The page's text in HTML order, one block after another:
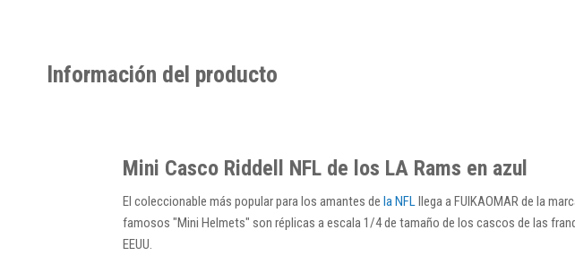
Información del producto
Mini Casco Riddell NFL de los LA Rams en azul
El coleccionable más popular para los amantes de la NFLllega a FUIKAOMAR de la
famosos ​​"Mini Helmets" son réplicas a escala 1/4 de tamaño de los cascos de las
EEUU.